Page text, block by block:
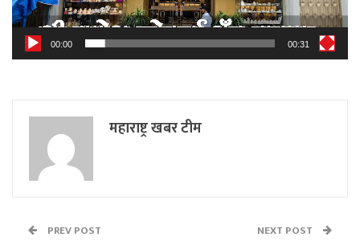
00:00 00:31
महाराष्ट्र खबर टीम
PREV POST NEXT POST